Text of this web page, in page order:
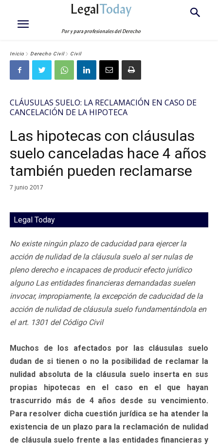
LegalToday
Por y para profesionales del Derecho
Inicio Derecho Civil Civil
CLÁUSULAS SUELO: LA RECLAMACIÓN EN CASO DE
CANCELACIÓN DE LA HIPOTECA
Las hipotecas con cláusulas
suelo canceladas hace 4 años
también pueden reclamarse
7 junio 2017
Legal Today
No existe ningún plazo de caducidad para ejercer la
acción de nulidad de la cláusula suelo al ser nulas de
pleno derecho e incapaces de producir efecto jurídico
alguno Las entidades financieras demandadas suelen
invocar, impropiamente, la excepción de caducidad de la
acción de nulidad de cláusula suelo fundamentándola en
el art. 1301 del Código Civil
Muchos de los afectados por las cláusulas suelo
dudan de si tienen o no la posibilidad de reclamar la
nulidad absoluta de la cláusula suelo inserta en sus
propias hipotecas en el caso en el que hayan
trascurrido más de 4 años desde su vencimiento.
Para resolver dicha cuestión jurídica se ha atender la
existencia de un plazo para la reclamación de nulidad
de cláusula suelo frente a las entidades financieras y